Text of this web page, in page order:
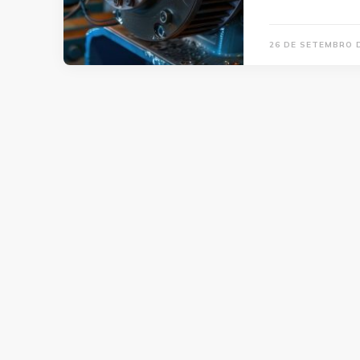
26 DE SETEMBRO